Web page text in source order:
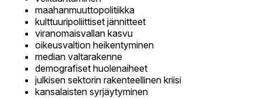
maahanmuuttopolitiikka
kulttuuripoliittiset jännitteet
viranomaisvallan kasvu
oikeusvaltion heikentyminen
median valtarakenne
demografiset huolenaiheet
julkisen sektorin rakenteellinen kriisi
kansalaisten syrjäytyminen